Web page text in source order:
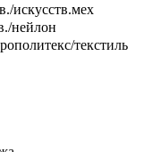
искусств.мех
нейлон
текстиль